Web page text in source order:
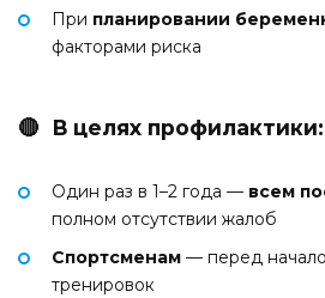
При планировании
факторами риска
🔴 В целях профилактики:
Один раз в 1–2 года — всем
полном отсутствии жалоб
Спортсменам — перед
тренировок